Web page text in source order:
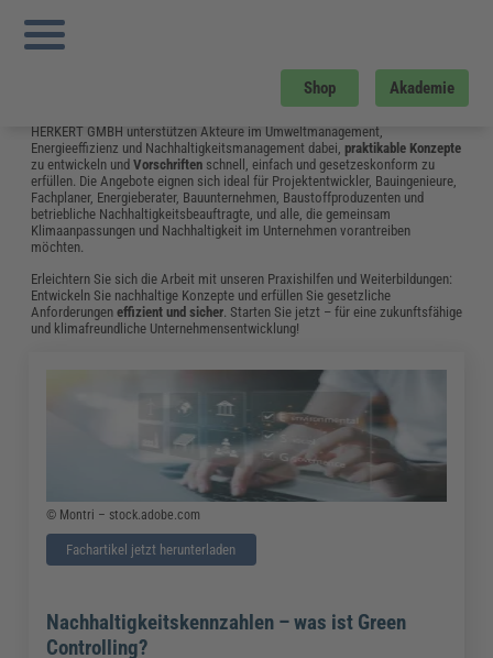
Shop Akademie
Sie sind hier:
Energie und Umwelt
Der Bereich Energie und Umwelt spielt eine zentrale Rolle für die
von Unternehmen, Einrichtungen sowie Städten, Kreisen
HERKERT GMBH unterstützen Akteure im Umweltmanagement,
Energieeffizienz und Nachhaltigkeitsmanagement dabei, praktikable Konzepte
zu entwickeln undVorschriften schnell, einfach und gesetzeskonform zu
erfüllen. Die Angebote eignen sich ideal für Projektentwickler, Bauingenieure,
Fachplaner, Energieberater, Bauunternehmen, Baustoffproduzenten und
betriebliche Nachhaltigkeitsbeauftragte, und alle, die gemeinsam
Klimaanpassungen und Nachhaltigkeit im Unternehmen vorantreiben
möchten.
Erleichtern Sie sich die Arbeit mit unseren Praxishilfen und Weiterbildungen:
Entwickeln Sie nachhaltige Konzepte und erfüllen Sie gesetzliche
Anforderungeneffizient und sicher. Starten Sie jetzt – für eine zukunftsfähige
und klimafreundliche Unternehmensentwicklung!
© Montri – stock.adobe.com
Fachartikel jetzt herunterladen
Nachhaltigkeitskennzahlen – was ist Green
Controlling?